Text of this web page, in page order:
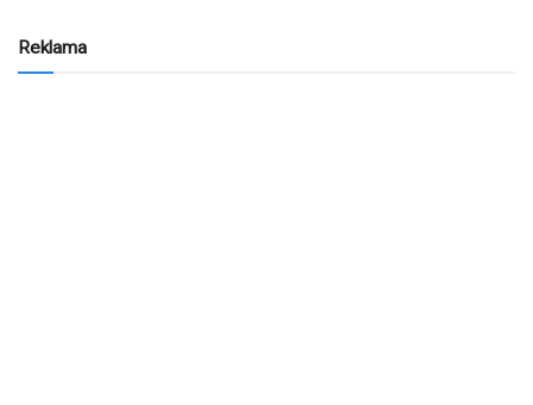
Reklama